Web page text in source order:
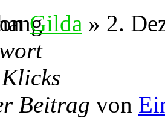
Gilda » 2.
Klicks
Beitrag von